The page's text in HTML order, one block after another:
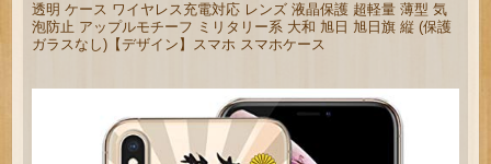
透明 ケース ワイヤレス充電対応 レンズ 液晶保護 超軽量 薄型 気
泡防止 アップルモチーフ ミリタリー系 大和 旭日 旭日旗 縦 (保護
ガラスなし)【デザイン】スマホ スマホケース